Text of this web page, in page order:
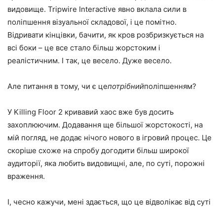
видовище. Tripwire Interactive явно вклала сили в
поліпшення візуальної складової, і це помітно.
Відривати кінцівки, бачити, як кров розбризкується на
всі боки – це все стало більш жорстоким і
реалістичним. І так, це весело. Дуже весело.
Але питання в тому, чи є цепотрібнийполіпшенням?
У Killing Floor 2 кривавий хаос вже був досить
захоплюючим. Додавання ще більшої жорстокості, на
мій погляд, не додає нічого нового в ігровий процес. Це
скоріше схоже на спробу догодити більш широкої
аудиторії, яка любить видовищні, але, по суті, порожні
враження.
І, чесно кажучи, мені здається, що це відволікає від суті